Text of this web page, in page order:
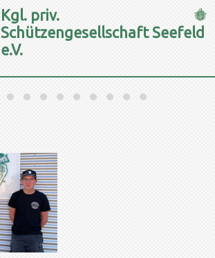
Kgl. priv.
Schützengesellschaft Seefeld
e.V.